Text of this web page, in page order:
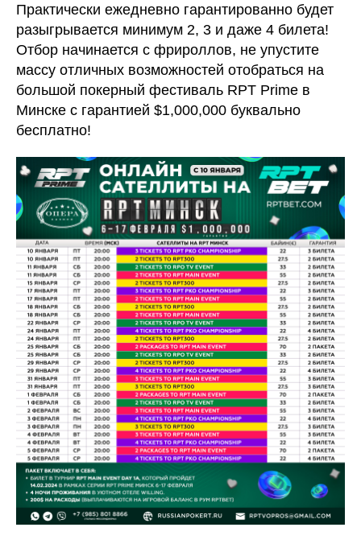
Практически ежедневно гарантированно будет
разыгрывается минимум 2, 3 и даже 4 билета!
Отбор начинается с фрироллов, не упустите
массу отличных возможностей отобраться на
большой покерный фестиваль RPT Prime в
Минске с гарантией $1,000,000 буквально
бесплатно!